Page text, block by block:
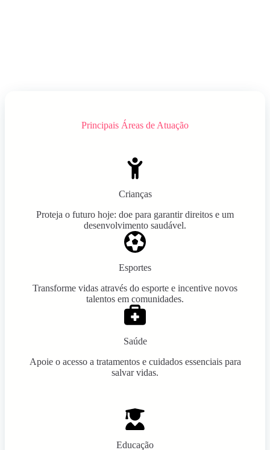
Principais Áreas de Atuação
Crianças
Proteja o futuro hoje: doe para garantir direitos e um
desenvolvimento saudável.
Esportes
Transforme vidas através do esporte e incentive novos
talentos em comunidades.
Saúde
Apoie o acesso a tratamentos e cuidados essenciais para
salvar vidas.
Educação